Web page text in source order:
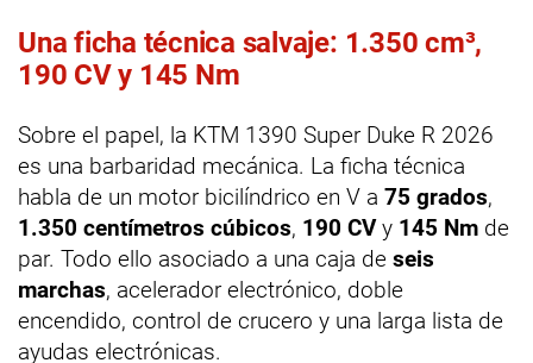
Una ficha técnica salvaje: 1.350 cm³,
190 CV y 145 Nm
Sobre el papel, la KTM 1390 Super Duke R 2026
es una barbaridad mecánica. La ficha técnica
habla de un motor bicilíndrico en V a 75 grados,
1.350 centímetros cúbicos, 190 CVy 145 Nm de
par. Todo ello asociado a una caja de seis
marchas, acelerador electrónico, doble
encendido, control de crucero y una larga lista de
ayudas electrónicas.